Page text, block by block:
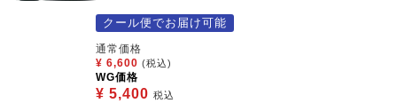
クール便でお届け可能
通常価格
¥ 6,600 (税込)
WG価格
¥ 5,400 税込